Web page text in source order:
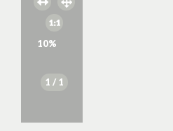
10%
1 / 1